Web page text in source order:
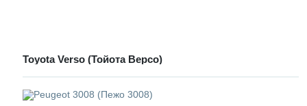
Toyota Verso (Тойота Версо)